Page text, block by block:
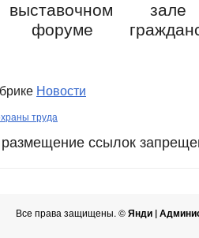
выставочном
форуме
Новости
труда
ссылок
Все права защищены. ©Янди |